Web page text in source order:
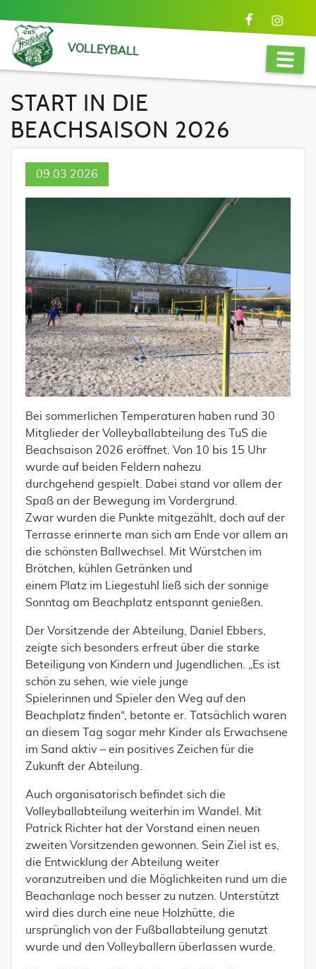
VOLLEYBALL
START IN DIE
BEACHSAISON 2026
09.03.2026
Bei sommerlichen Temperaturen haben rund 30
Mitglieder der Volleyballabteilung des TuS die
Beachsaison 2026 eröffnet. Von 10 bis 15 Uhr
wurde auf beiden Feldern nahezu
durchgehend gespielt. Dabei stand vor allem der
Spaß an der Bewegung im Vordergrund.
Zwar wurden die Punkte mitgezählt, doch auf der
Terrasse erinnerte man sich am Ende vor allem an
die schönsten Ballwechsel. Mit Würstchen im
Brötchen, kühlen Getränken und
einem Platz im Liegestuhl ließ sich der sonnige
Sonntag am Beachplatz entspannt genießen.
Der Vorsitzende der Abteilung, Daniel Ebbers,
zeigte sich besonders erfreut über die starke
Beteiligung von Kindern und Jugendlichen. „Es ist
schön zu sehen, wie viele junge
Spielerinnen und Spieler den Weg auf den
Beachplatz finden“, betonte er. Tatsächlich waren
an diesem Tag sogar mehr Kinder als Erwachsene
im Sand aktiv – ein positives Zeichen für die
Zukunft der Abteilung.
Auch organisatorisch befindet sich die
Volleyballabteilung weiterhin im Wandel. Mit
Patrick Richter hat der Vorstand einen neuen
zweiten Vorsitzenden gewonnen. Sein Ziel ist es,
die Entwicklung der Abteilung weiter
voranzutreiben und die Möglichkeiten rund um die
Beachanlage noch besser zu nutzen. Unterstützt
wird dies durch eine neue Holzhütte, die
ursprünglich von der Fußballabteilung genutzt
wurde und den Volleyballern überlassen wurde.